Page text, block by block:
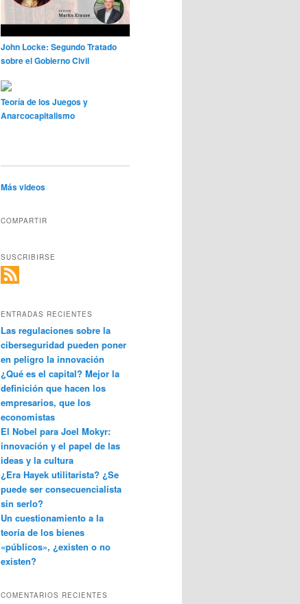
John Locke: Segundo Tratado
sobre el Gobierno Civil
Teoría de los Juegos y
Anarcocapitalismo
Más videos
COMPARTIR
SUSCRIBIRSE
ENTRADAS RECIENTES
Las regulaciones sobre la
ciberseguridad pueden poner
en peligro la innovación
¿Qué es el capital? Mejor la
definición que hacen los
empresarios, que los
economistas
El Nobel para Joel Mokyr:
innovación y el papel de las
ideas y la cultura
¿Era Hayek utilitarista? ¿Se
puede ser consecuencialista
sin serlo?
Un cuestionamiento a la
teoría de los bienes
«públicos», ¿existen o no
existen?
COMENTARIOS RECIENTES